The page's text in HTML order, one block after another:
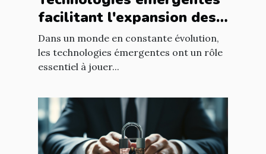
facilitant l'expansion des
entreprises
Dans un monde en constante évolution,
les technologies émergentes ont un rôle
essentiel à jouer...